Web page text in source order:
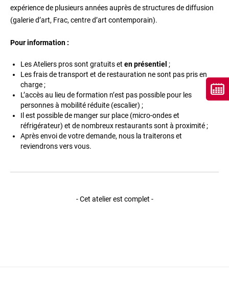
expérience de plusieurs années auprès de structures de diffusion
(galerie d’art, Frac, centre d’art contemporain).
Pour information :
Les Ateliers pros sont gratuits et en présentiel ;
Les frais de transport et de restauration ne sont pas pris en
charge ;
L’accès au lieu de formation n’est pas possible pour les
personnes à mobilité réduite (escalier) ;
Il est possible de manger sur place (micro-ondes et
réfrigérateur) et de nombreux restaurants sont à proximité ;
Après envoi de votre demande, nous la traiterons et
reviendrons vers vous.
- Cet atelier est complet -